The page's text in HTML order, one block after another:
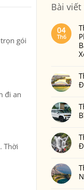
gói
đi an
Thời
Bài viết
04
Th6
ở
7
2
ở
7
ở
7
Sài
ở